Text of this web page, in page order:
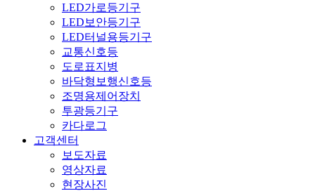
LED가로등기구
LED보안등기구
LED터널용등기구
교통신호등
도로표지병
바닥형보행신호등
조명용제어장치
투광등기구
카다로그
고객센터
보도자료
영상자료
현장사진